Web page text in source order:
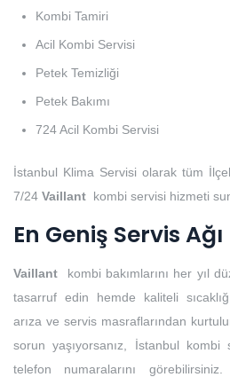
Kombi Tamiri
Acil Kombi Servisi
Petek Temizliği
Petek Bakımı
724 Acil Kombi Servisi
İstanbul Klima Servisi olarak tüm
7/24 Vaillant kombi servisi hizmeti
En Geniş Servis Ağı
Vaillant kombi bakımlarını her yıl
tasarruf edin hemde kaliteli
arıza ve servis masraflarından
sorun yaşıyorsanız, İstanbul kombi
telefon numaralarını